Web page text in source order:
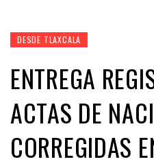
DESDE TLAXCALA
ENTREGA
ACTAS DE
CORREGIDAS